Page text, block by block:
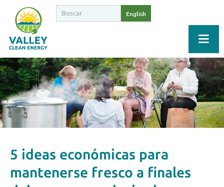
English
5 ideas económicas para
mantenerse fresco a finales